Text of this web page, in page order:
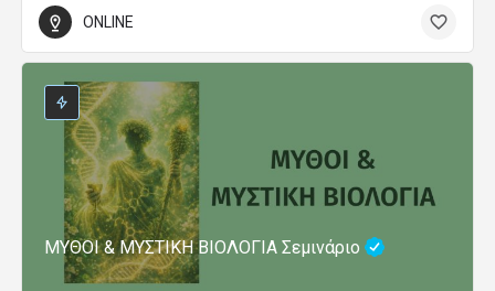
ONLINE
ΜΥΘΟΙ & ΜΥΣΤΙΚΗ ΒΙΟΛΟΓΙΑ Σεμινάριο